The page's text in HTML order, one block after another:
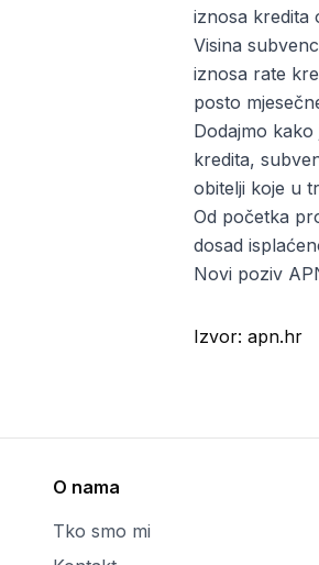
iznosa kredita
Visina
iznosa rate
posto
Dodajmo
kredita,
obitelji koje u
Od početka
dosad
Novi poziv
Izvor: apn.hr
O nama
Tko smo mi